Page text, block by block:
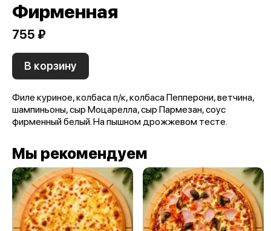
Фирменная
755 ₽
В корзину
Филе куриное, колбаса п/к, колбаса Пепперони, ветчина,
шампиньоны, сыр Моцарелла, сыр Пармезан, соус
фирменный белый. На пышном дрожжевом тесте.
Мы рекомендуем